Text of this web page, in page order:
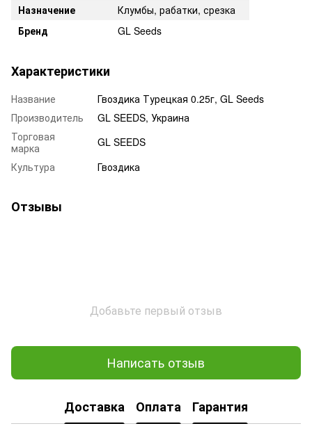
Назначение
Клумбы, рабатки, срезка
Бренд
GL Seeds
Характеристики
Название
Гвоздика Турецкая 0.25г, GL Seeds
Производитель
GL SEEDS, Украина
Торговая
марка
GL SEEDS
Культура
Гвоздика
Отзывы
Добавьте первый отзыв
Написать отзыв
Доставка Оплата Гарантия